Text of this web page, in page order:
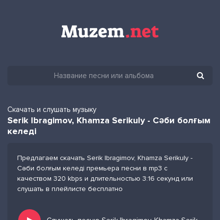
Скачать и слушать музыку
Serik Ibragimov, Khamza Serikuly - Сәби болғым
келеді
Предлагаем скачать Serik Ibragimov, Khamza Serikuly -
Сәби болғым келеді премьера песни в mp3 с
качеством 320 kbps и длительностью 3:16 секунд или
слушать в плейлисте бесплатно